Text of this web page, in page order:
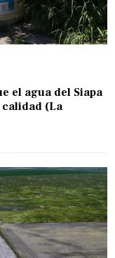
el agua del Siapa
(La